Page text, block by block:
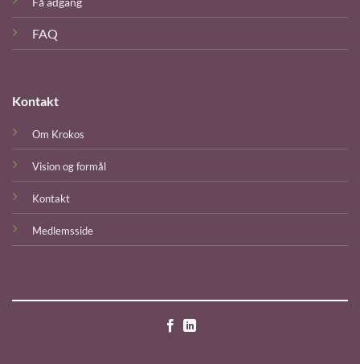
FAQ
Kontakt
Om Krokos
Vision og formål
Kontakt
Medlemsside